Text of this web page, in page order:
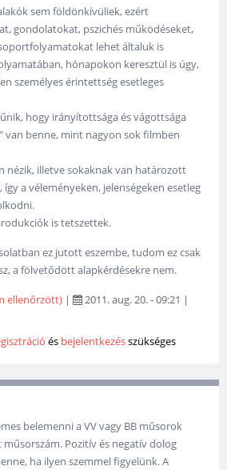
sem földönkívüliek, ezért
gondolatokat, pszichés működéseket,
lehet általuk is
hónapokon keresztül is úgy,
személyes érintettség esetleges
hogy irányítottsága és vágottsága
van benne, mint nagyon sok filmben
nézik, illetve sokaknak van határozott
a véleményeken, jelenségeken esetleg
is tetszettek.
ez jutott eszembe, tudom ez csak
a fölvetődött alapkérdésekre nem.
ellenőrzött) | 2011. aug. 20. - 09:21 |
és bejelentkezésszükséges
belemenni a VV vagy BB műsorok
Pozitív és negatív dolog
ha ilyen szemmel figyelünk. A